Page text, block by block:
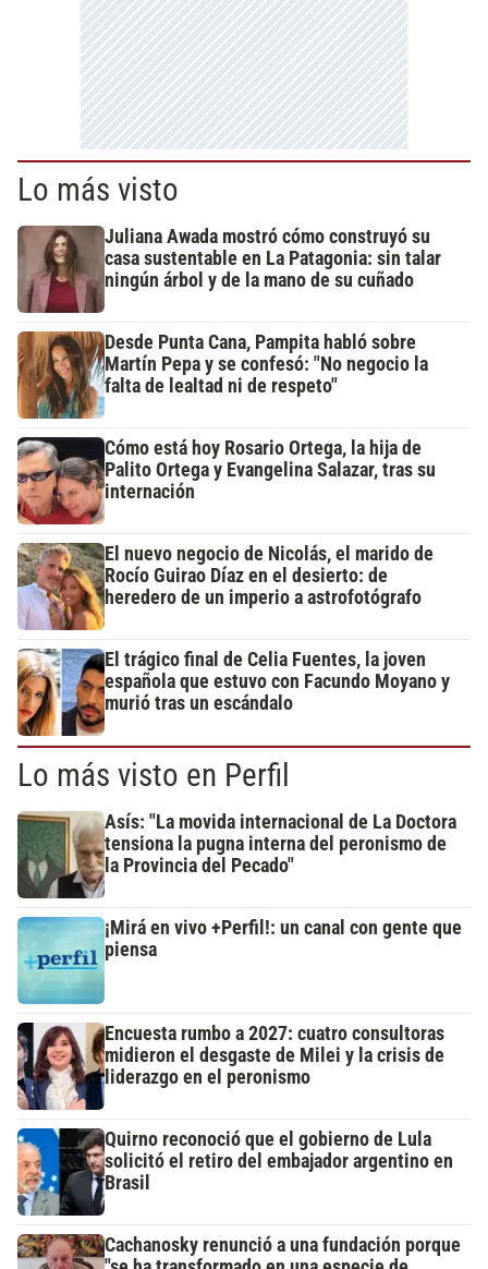
Lo más visto
Juliana Awada mostró cómo construyó su
casa sustentable en La Patagonia: sin talar
ningún árbol y de la mano de su cuñado
Desde Punta Cana, Pampita habló sobre
Martín Pepa y se confesó: "No negocio la
falta de lealtad ni de respeto"
Cómo está hoy Rosario Ortega, la hija de
Palito Ortega y Evangelina Salazar, tras su
internación
El nuevo negocio de Nicolás, el marido de
Rocío Guirao Díaz en el desierto: de
heredero de un imperio a astrofotógrafo
El trágico final de Celia Fuentes, la joven
española que estuvo con Facundo Moyano y
murió tras un escándalo
Lo más visto en Perfil
Asís: "La movida internacional de La Doctora
tensiona la pugna interna del peronismo de
la Provincia del Pecado"
¡Mirá en vivo +Perfil!: un canal con gente que
piensa
Encuesta rumbo a 2027: cuatro consultoras
midieron el desgaste de Milei y la crisis de
liderazgo en el peronismo
Quirno reconoció que el gobierno de Lula
solicitó el retiro del embajador argentino en
Brasil
Cachanosky renunció a una fundación porque